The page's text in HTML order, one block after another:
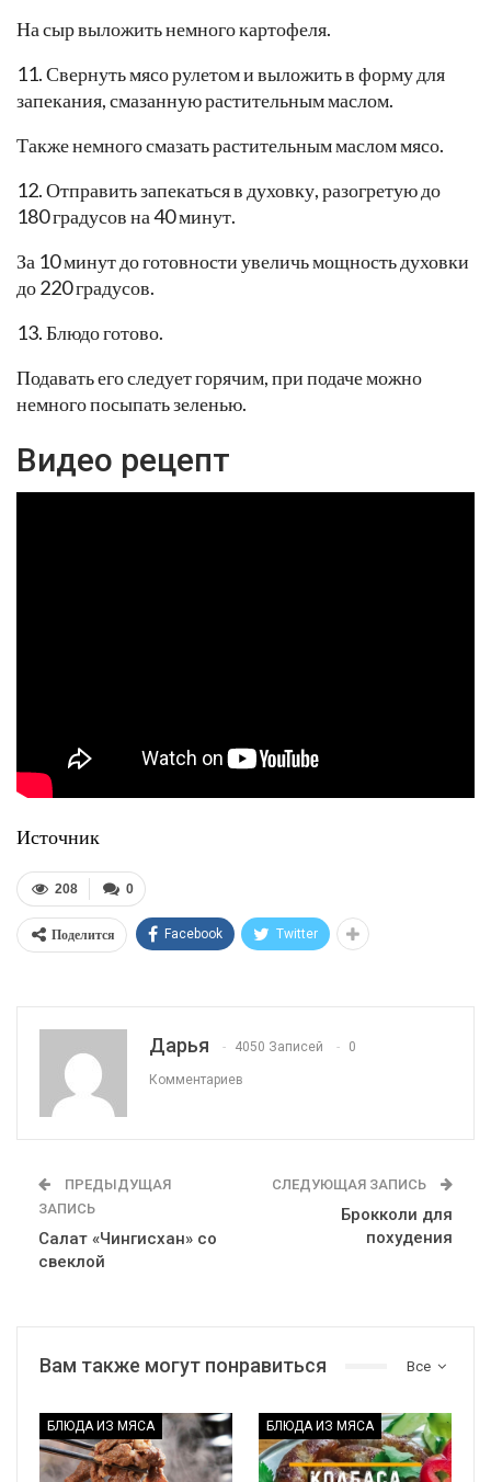
На сыр выложить немного картофеля.
11. Свернуть мясо рулетом и выложить в форму для
запекания, смазанную растительным маслом.
Также немного смазать растительным маслом мясо.
12. Отправить запекаться в духовку, разогретую до
180 градусов на 40 минут.
За 10 минут до готовности увеличь мощность духовки
до 220 градусов.
13. Блюдо готово.
Подавать его следует горячим, при подаче можно
немного посыпать зеленью.
Видео рецепт
Источник
0
208
Поделится Facebook Twitter
Дарья 4050 Записей 0
Комментариев
ПРЕДЫДУЩАЯ
ЗАПИСЬ
Салат «Чингисхан» со
свеклой
СЛЕДУЮЩАЯ ЗАПИСЬ
Брокколи для
похудения
Все
Вам также могут понравиться
БЛЮДА ИЗ МЯСА БЛЮДА ИЗ МЯСА